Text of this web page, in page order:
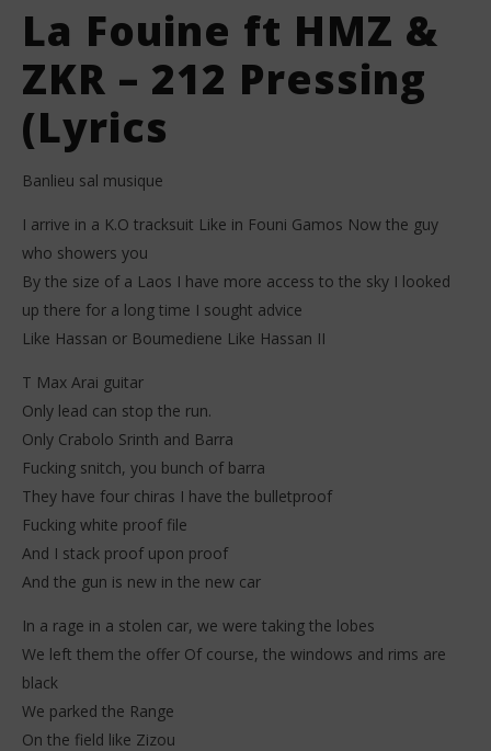
La Fouine ft HMZ &
ZKR – 212 Pressing
(Lyrics
Banlieu sal musique
I arrive in a K.O tracksuit Like in Founi Gamos Now the guy
who showers you
By the size of a Laos I have more access to the sky I looked
up there for a long time I sought advice
Like Hassan or Boumediene Like Hassan II
T Max Arai guitar
Only lead can stop the run.
Only Crabolo Srinth and Barra
Fucking snitch, you bunch of barra
They have four chiras I have the bulletproof
Fucking white proof file
And I stack proof upon proof
And the gun is new in the new car
In a rage in a stolen car, we were taking the lobes
We left them the offer Of course, the windows and rims are
black
We parked the Range
On the field like Zizou